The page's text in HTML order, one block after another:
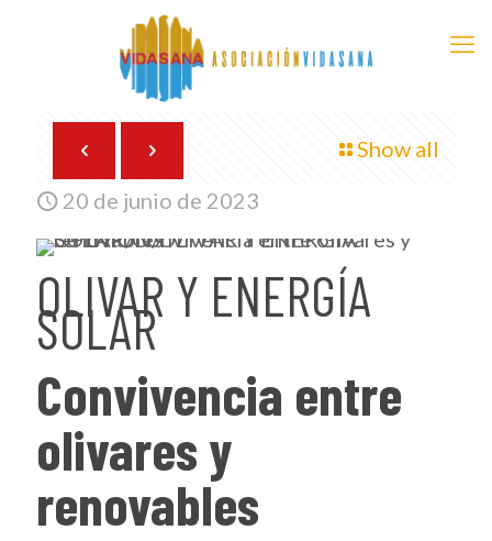
Show all
20 de junio de 2023
OLIVAR Y ENERGÍA
SOLAR
Convivencia entre
olivares y
renovables